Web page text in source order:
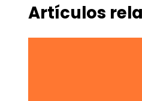
Artículos